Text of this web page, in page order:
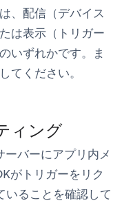
、 配信 （デバイス
は表示 （トリガー
いずれかです。ま
てください。
ィング
ーバーにアプリ内メ
がトリガーをリク
いることを確認して